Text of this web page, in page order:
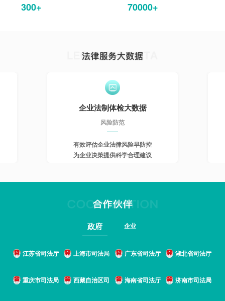
300+ 70000+
企业法制体检大数据
风险防范
有效评估企业法律风险早防控
为企业决策提供科学合理建议
政府 企业
江苏省司法厅 上海市司法局 广东省司法厅 湖北省司法厅
重庆市司法局 西藏自治区司 海南省司法厅 济南市司法局